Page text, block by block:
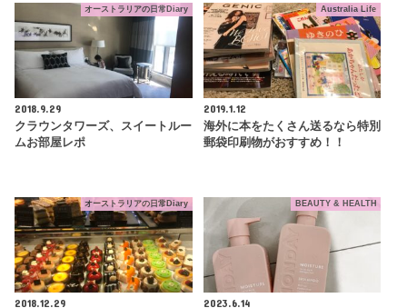
オーストラリアの日常Diary
2018.9.29
クラウンタワーズ、スイートルー
ムお部屋レポ
Australia Life
2019.1.12
海外に本をたくさん送るなら特別
郵袋印刷物がおすすめ！！
オーストラリアの日常Diary
2018.12.29
BEAUTY & HEALTH
2023.6.14